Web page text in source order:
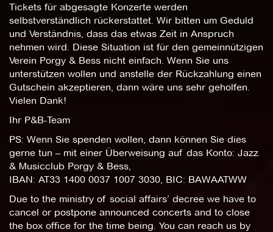
Tickets für abgesagte Konzerte werden
selbstverständlich rückerstattet. Wir bitten um Geduld
und Verständnis, dass das etwas Zeit in Anspruch
nehmen wird. Diese Situation ist für den gemeinnützigen
Verein Porgy & Bess nicht einfach. Wenn Sie uns
unterstützen wollen und anstelle der Rückzahlung einen
Gutschein akzeptieren, dann wäre uns sehr geholfen.
Vielen Dank!
Ihr P&B-Team
PS: Wenn Sie spenden wollen, dann können Sie dies
gerne tun – mit einer Überweisung auf das Konto: Jazz
& Musicclub Porgy & Bess,
IBAN: AT33 1400 0037 1007 3030, BIC: BAWAATWW
Due to the ministry of social affairs’ decree we have to
cancel or postpone announced concerts and to close
the box office for the time being. You can reach us by